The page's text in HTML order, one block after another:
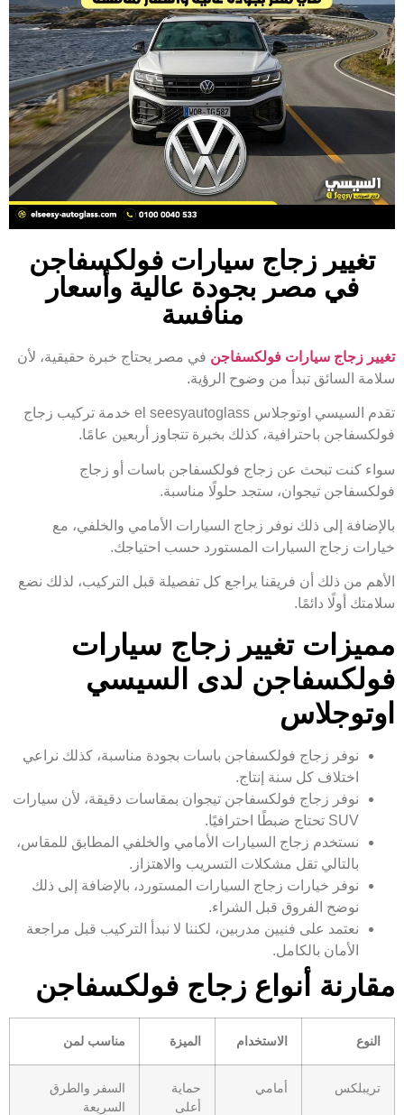
تغيير زجاج سيارات فولكسفاجن
في مصر بجودة عالية وأسعار
منافسة
تغيير زجاج سيارات فولكسفاجن في مصر يحتاج خبرة حقيقية، لأن
سلامة السائق تبدأ من وضوح الرؤية.
تقدم السيسي اوتوجلاس el seesyautoglass خدمة تركيب زجاج
فولكسفاجن باحترافية، كذلك بخبرة تتجاوز أربعين عامًا.
سواء كنت تبحث عن زجاج فولكسفاجن باسات أو زجاج
فولكسفاجن تيجوان، ستجد حلولًا مناسبة.
بالإضافة إلى ذلك نوفر زجاج السيارات الأمامي والخلفي، مع
خيارات زجاج السيارات المستورد حسب احتياجك.
الأهم من ذلك أن فريقنا يراجع كل تفصيلة قبل التركيب، لذلك نضع
سلامتك أولًا دائمًا.
مميزات تغيير زجاج سيارات
فولكسفاجن لدى السيسي
اوتوجلاس
نوفر زجاج فولكسفاجن باسات بجودة مناسبة، كذلك نراعي
اختلاف كل سنة إنتاج.
نوفر زجاج فولكسفاجن تيجوان بمقاسات دقيقة، لأن سيارات
SUV تحتاج ضبطًا احترافيًا.
نستخدم زجاج السيارات الأمامي والخلفي المطابق للمقاس،
بالتالي تقل مشكلات التسريب والاهتزاز.
نوفر خيارات زجاج السيارات المستورد، بالإضافة إلى ذلك
نوضح الفروق قبل الشراء.
نعتمد على فنيين مدربين، لكننا لا نبدأ التركيب قبل مراجعة
الأمان بالكامل.
مقارنة أنواع زجاج فولكسفاجن
النوع الاستخدام الميزة مناسب لمن
تريبلكس أمامي
حماية
أعلى
السفر والطرق
السريعة